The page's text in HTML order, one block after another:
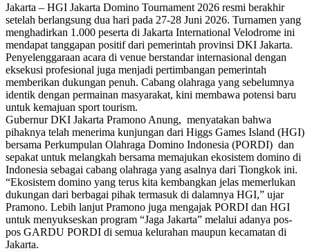
Jakarta – HGI Jakarta Domino Tournament 2026 resmi berakhir
setelah berlangsung dua hari pada 27-28 Juni 2026. Turnamen yang
menghadirkan 1.000 peserta di Jakarta International Velodrome ini
mendapat tanggapan positif dari pemerintah provinsi DKI Jakarta.
Penyelenggaraan acara di venue berstandar internasional dengan
eksekusi profesional juga menjadi pertimbangan pemerintah
memberikan dukungan penuh. Cabang olahraga yang sebelumnya
identik dengan permainan masyarakat, kini membawa potensi baru
untuk kemajuan sport tourism.
Gubernur DKI Jakarta Pramono Anung, menyatakan bahwa
pihaknya telah menerima kunjungan dari Higgs Games Island (HGI)
bersama Perkumpulan Olahraga Domino Indonesia (PORDI) dan
sepakat untuk melangkah bersama memajukan ekosistem domino di
Indonesia sebagai cabang olahraga yang asalnya dari Tiongkok ini.
“Ekosistem domino yang terus kita kembangkan jelas memerlukan
dukungan dari berbagai pihak termasuk di dalamnya HGI,” ujar
Pramono. Lebih lanjut Pramono juga mengajak PORDI dan HGI
untuk menyukseskan program “Jaga Jakarta” melalui adanya pos-
pos GARDU PORDI di semua kelurahan maupun kecamatan di
Jakarta.